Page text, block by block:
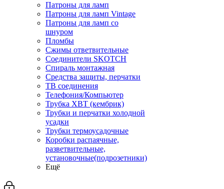
Патроны для ламп
Патроны для ламп Vintage
Патроны для ламп со
шнуром
Пломбы
Сжимы ответвительные
Соединители SKOTCH
Спираль монтажная
Средства защиты, перчатки
ТВ соединения
Телефония/Компьютер
Трубка ХВТ (кембрик)
Трубки и перчатки холодной
усадки
Трубки термоусадочные
Коробки распаячные,
разветвительные,
установочные(подрозетники)
Ещё